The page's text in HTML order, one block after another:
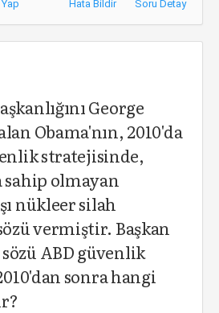
Hata Bildir Soru Detay
George
Obama'nın, 2010'da
stratejisinde,
olmayan
nükleer silah
vermiştir. Başkan
ABD güvenlik
sonra hangi